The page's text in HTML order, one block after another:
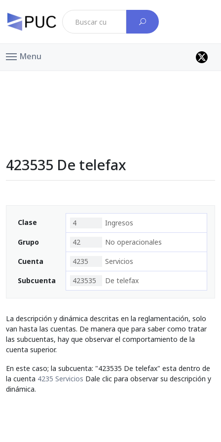
Menu
423535 De telefax
Clase 4 Ingresos
Grupo 42 No operacionales
Cuenta 4235 Servicios
Subcuenta 423535 De telefax
La descripción y dinámica descritas en la reglamentación, solo
van hasta las cuentas. De manera que para saber como tratar
las subcuentas, hay que observar el comportamiento de la
cuenta superior.
En este caso; la subcuenta: "423535 De telefax" esta dentro de
la cuenta 4235 Servicios Dale clic para observar su descripción y
dinámica.